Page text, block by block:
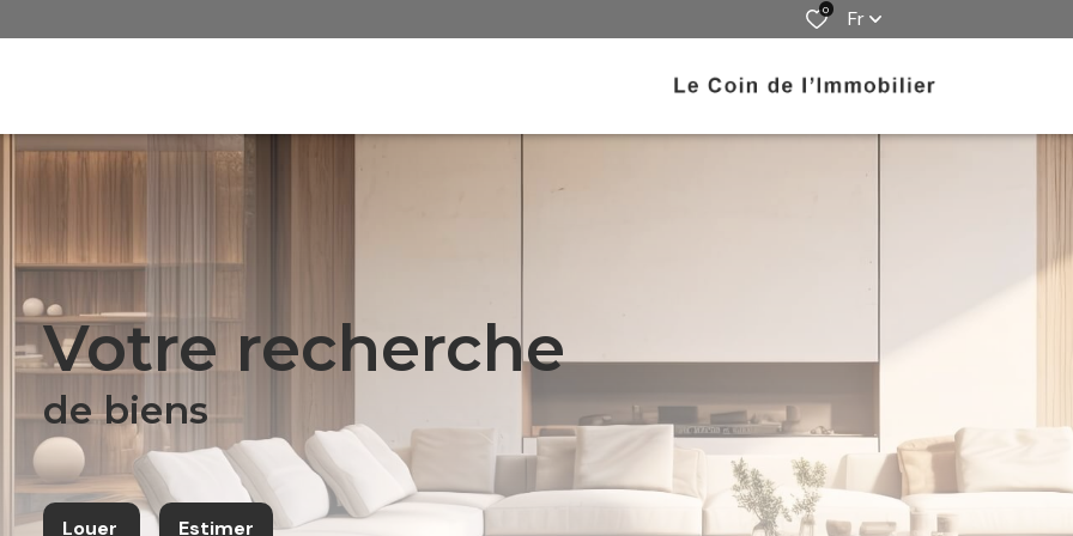
0 Fr
votre recherche
de biens
Louer Estimer